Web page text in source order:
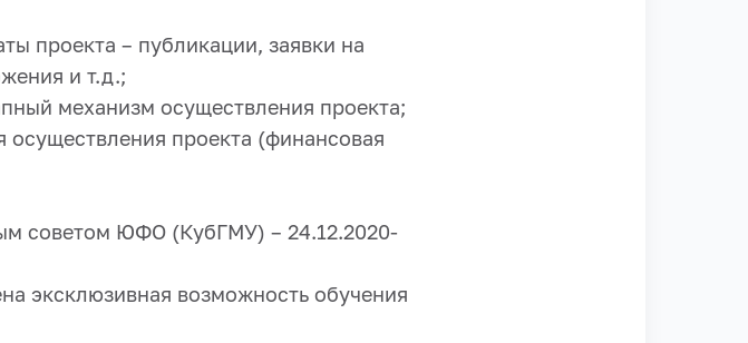
проекта – публикации, заявки на
и т.д.;
механизм осуществления проекта;
проекта (финансовая
советом ЮФО (КубГМУ) – 24.12.2020-
эксклюзивная возможность обучения